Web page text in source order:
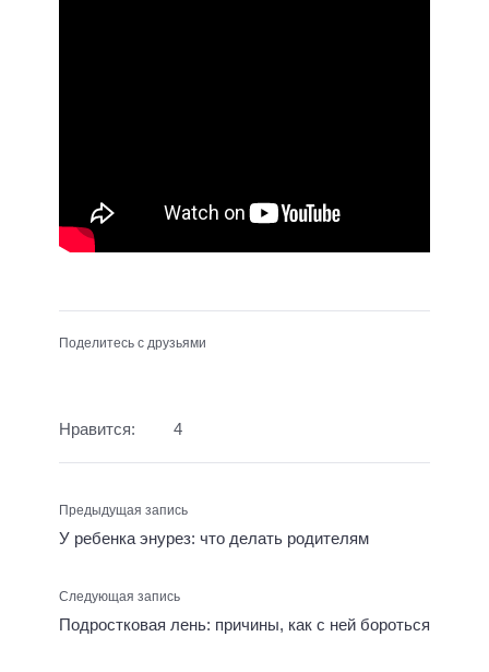
Поделитесь с друзьями
Нравится: 4
Предыдущая запись
У ребенка энурез: что делать родителям
Следующая запись
Подростковая лень: причины, как с ней бороться